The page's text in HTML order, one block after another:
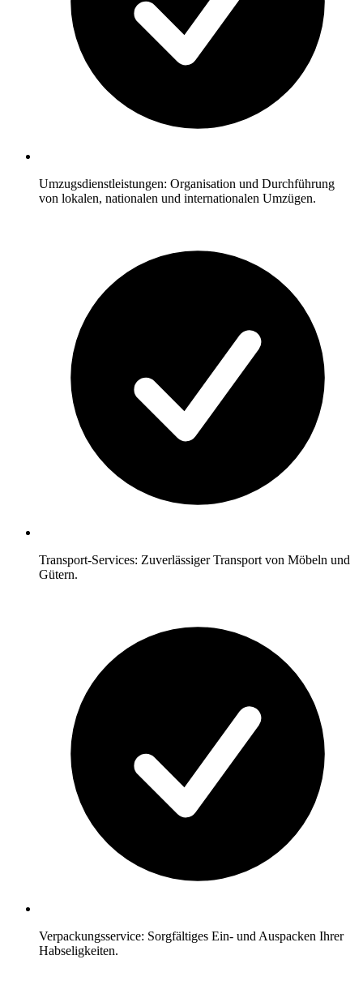
Umzugsdienstleistungen: Organisation und Durchführung
von lokalen, nationalen und internationalen Umzügen.
Transport-Services: Zuverlässiger Transport von Möbeln und
Gütern.
Verpackungsservice: Sorgfältiges Ein- und Auspacken Ihrer
Habseligkeiten.